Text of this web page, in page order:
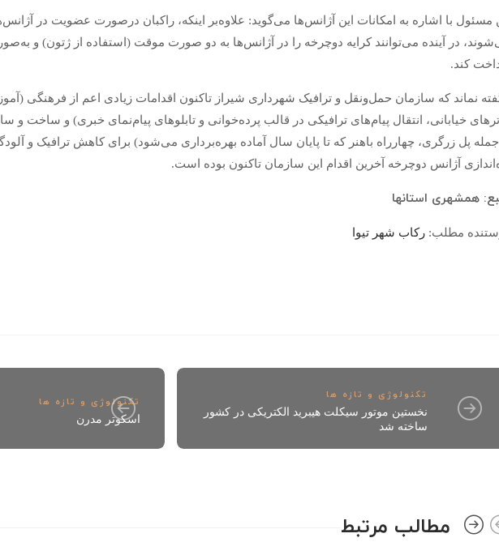
مسئول با اشاره به امکانات این آژانس‌ها می‌گوید: علاوه‌بر اینکه، راکبان درصورت عضویت در
در آینده می‌توانند کرایه دوچرخه را در آژانس‌ها به دو صورت موقت (استفاده از ژتون) و
کند.
نماند که سازمان حمل‌ونقل و ترافیک شهرداری شیراز تا‌کنون اقدامات زیادی اعم از فرهنگی
جمله پل زرگری، چهارراه باهنر که تا پایان سال آماده بهره‌برداری می‌شود) برای کاهش ترافیک و
آژانس دوچرخه آخرین اقدام این سازمان تا‌کنون بوده است.
همشهری استانها
مطلب: رکاب شهر تیوا
تکنولوژی و تازه ها
اسکوتر مدرن
تکنولوژی و تازه ها
نخستین موتور سیکلت هیبريد الکتریکی در کشور
ساخته شد
مطالب مرتبط